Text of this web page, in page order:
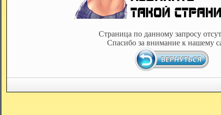
Страница по данному запросу
Спасибо за внимание к нашему